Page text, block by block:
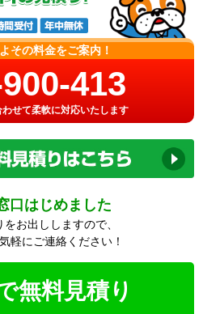
その料金をご案内！
413
せて柔軟に対応いたします
口はじめました
お出ししますので、
軽にご連絡ください！
無料見積り